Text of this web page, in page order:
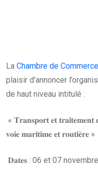
La Chambre de
plaisir d’annoncer
de haut niveau intitulé :
« 𝐓𝐫𝐚𝐧𝐬𝐩𝐨𝐫𝐭 𝐞𝐭
𝐯𝐨𝐢𝐞 𝐦𝐚𝐫𝐢𝐭𝐢𝐦𝐞 𝐞𝐭 𝐫𝐨𝐮𝐭𝐢𝐞̀𝐫𝐞 »
𝐃𝐚𝐭𝐞𝐬 : 06 et 07